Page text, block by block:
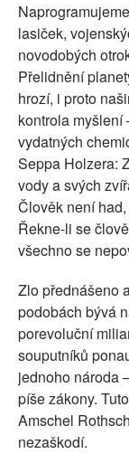
lasiček,
novodobých
Přelidnění
hrozí, i proto
kontrola myšlení
vydatných
Seppa Holzera:
vody a svých
Člověk není
Řekne-li se
všechno se
Zlo přednášeno
podobách bývá
porevoluční
souputníků
jednoho národa
píše zákony.
Amschel
nezaškodí.